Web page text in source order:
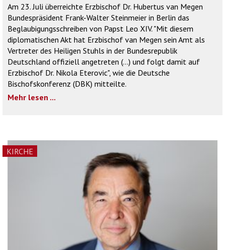
Am 23. Juli überreichte Erzbischof Dr. Hubertus van Megen
Bundespräsident Frank-Walter Steinmeier in Berlin das
Beglaubigungsschreiben von Papst Leo XIV. "Mit diesem
diplomatischen Akt hat Erzbischof van Megen sein Amt als
Vertreter des Heiligen Stuhls in der Bundesrepublik
Deutschland offiziell angetreten (...) und folgt damit auf
Erzbischof Dr. Nikola Eterovic", wie die Deutsche
Bischofskonferenz (DBK) mitteilte.
Mehr lesen ...
KIRCHE